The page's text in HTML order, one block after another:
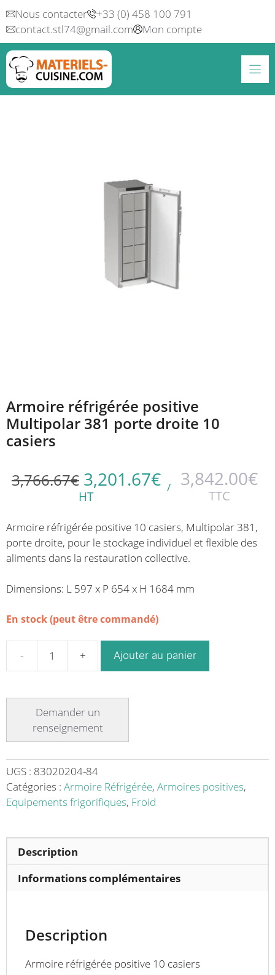
Aller
au
contenu
Nous contacter
+33 (0) 458 100 791
contact.stl74@gmail.com
Mon compte
Armoire réfrigérée positive
Multipolar 381 porte droite 10
casiers
3,766.67€ 3,201.67€
HT
/ 3,842.00€
TTC
Armoire réfrigérée positive 10 casiers, Multipolar 381,
porte droite, pour le stockage individuel et flexible des
aliments dans la restauration collective.
Dimensions: L 597 x P 654 x H 1684 mm
En stock (peut être commandé)
quantité
réfrigérée
positive
Multipolar
porte
droite
10
Ajouter au panier
UGS : 83020204-84
Catégories : Armoire Réfrigérée, Armoires positives,
Equipements frigorifiques, Froid
Description
Informations complémentaires
Description
Armoire réfrigérée positive 10 casiers